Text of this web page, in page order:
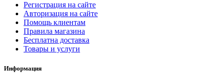
Регистрация на сайте
Авторизация на сайте
Помощь клиентам
Правила магазина
Бесплатна доставка
Товары и услуги
Информация